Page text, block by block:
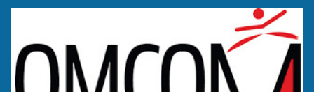
come area metropolitana. Studiare quanto succede a Marsiglia è
molto importante per la geopolitica narcomafiosa perché
Marsiglia ha il porto in asse con la Corsica, Genova, Livorno e
Napoli e le banlieu gemellate con le periferie milanesi. Secondo il
rapporto della DCSA è uno dei principali scali del narcotraffico dal